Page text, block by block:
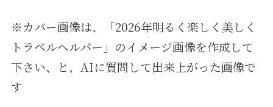
※カバー画像は、「2026年明るく楽しく美しく
トラベルヘルパー」のイメージ画像を作成して
下さい、と、AIに質問して出来上がった画像で
す